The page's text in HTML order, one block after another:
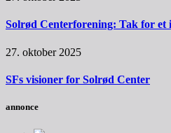
Solrød Centerforening: Tak for et
27. oktober 2025
SFs visioner for Solrød Center
annonce